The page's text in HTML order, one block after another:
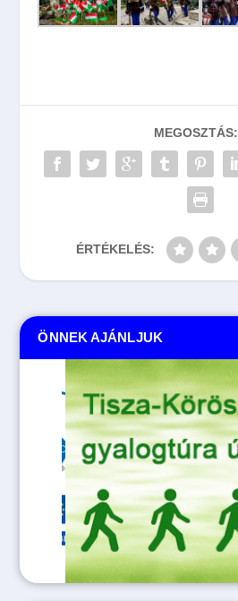
MEGOSZTÁS:
ÉRTÉKELÉS:
ÖNNEK AJÁNLJUK